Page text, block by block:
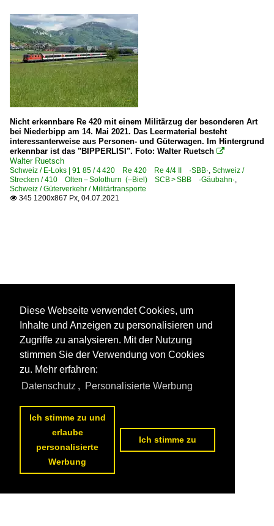
Nicht erkennbare Re 420 mit einem Militärzug der besonderen Art
bei Niederbipp am 14. Mai 2021. Das Leermaterial besteht
interessanterweise aus Personen- und Güterwagen. Im Hintergrund
erkennbar ist das "BIPPERLISI". Foto: Walter Ruetsch 
Walter Ruetsch
Schweiz / E-Loks | 91 85 / 4 420 Re 420 Re 4/4 II ·SBB·, Schweiz /
Strecken / 410 Olten – Solothurn (–Biel) SCB > SBB ·Gäubahn·,
Schweiz / Güterverkehr / Militärtransporte
 345 1200x867 Px, 04.07.2021
Diese Webseite verwendet Cookies, um
Inhalte und Anzeigen zu personalisieren und
Zugriffe zu analysieren. Mit der Nutzung
stimmen Sie der Verwendung von Cookies
zu. Mehr erfahren:
Datenschutz , Personalisierte Werbung
Ich stimme zu und
erlaube
personalisierte
Werbung
Ich stimme zu